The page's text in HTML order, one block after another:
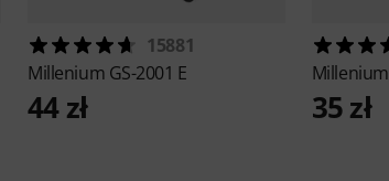
15881
Millenium GS-2001 E
44 zł
Millenium
35 zł